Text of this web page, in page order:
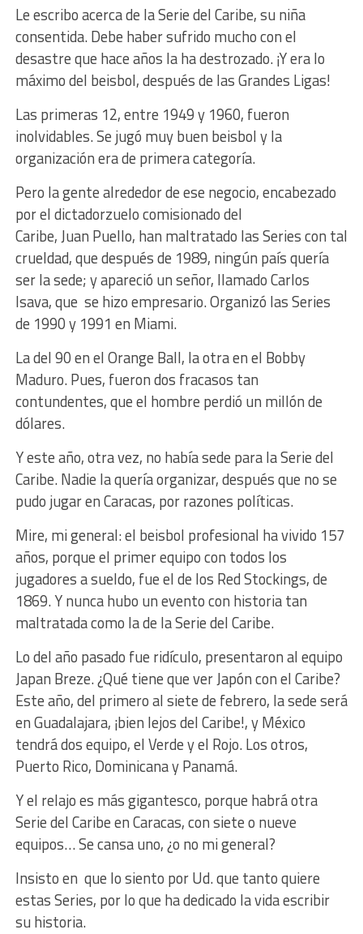
Le escribo acerca de la Serie del Caribe, su niña
consentida. Debe haber sufrido mucho con el
desastre que hace años la ha destrozado. ¡Y era lo
máximo del beisbol, después de las Grandes Ligas!
Las primeras 12, entre 1949 y 1960, fueron
inolvidables. Se jugó muy buen beisbol y la
organización era de primera categoría.
Pero la gente alrededor de ese negocio, encabezado
por el dictadorzuelo comisionado del
Caribe, Juan Puello, han maltratado las Series con tal
crueldad, que después de 1989, ningún país quería
ser la sede; y apareció un señor, llamado Carlos
Isava, que se hizo empresario. Organizó las Series
de 1990 y 1991 en Miami.
La del 90 en el Orange Ball, la otra en el Bobby
Maduro. Pues, fueron dos fracasos tan
contundentes, que el hombre perdió un millón de
dólares.
Y este año, otra vez, no había sede para la Serie del
Caribe. Nadie la quería organizar, después que no se
pudo jugar en Caracas, por razones políticas.
Mire, mi general: el beisbol profesional ha vivido 157
años, porque el primer equipo con todos los
jugadores a sueldo, fue el de los Red Stockings, de
1869. Y nunca hubo un evento con historia tan
maltratada como la de la Serie del Caribe.
Lo del año pasado fue ridículo, presentaron al equipo
Japan Breze. ¿Qué tiene que ver Japón con el Caribe?
Este año, del primero al siete de febrero, la sede será
en Guadalajara, ¡bien lejos del Caribe!, y México
tendrá dos equipo, el Verde y el Rojo. Los otros,
Puerto Rico, Dominicana y Panamá.
Y el relajo es más gigantesco, porque habrá otra
Serie del Caribe en Caracas, con siete o nueve
equipos… Se cansa uno, ¿o no mi general?
Insisto en que lo siento por Ud. que tanto quiere
estas Series, por lo que ha dedicado la vida escribir
su historia.